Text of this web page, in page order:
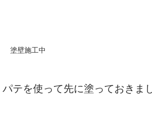
塗壁施工中
テを使って先に塗っておきま